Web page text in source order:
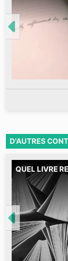
D'AUTRES
QUEL LIVRE